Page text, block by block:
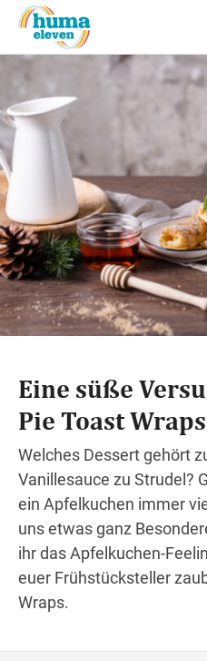
Dienstag
DIENSTAG
Mittwoch
MITTWOCH
Donnerstag
DONNERSTAG
Freitag
FREITAG
Samstag
SAMSTAG
Eine süße
Pie Toast Wraps
Welches Dessert gehört
Vanillesauce zu Strudel?
ein Apfelkuchen immer
uns etwas ganz
ihr das Apfelkuchen-
euer Frühstücksteller
Wraps.